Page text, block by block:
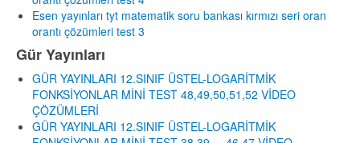
Esen yayınları tyt matematik soru bankası kırmızı seri oran
orantı çözümleri test 3
Gür Yayınları
GÜR YAYINLARI 12.SINIF ÜSTEL-LOGARİTMİK
FONKSİYONLAR MİNİ TEST 48,49,50,51,52 VİDEO
ÇÖZÜMLERİ
GÜR YAYINLARI 12.SINIF ÜSTEL-LOGARİTMİK